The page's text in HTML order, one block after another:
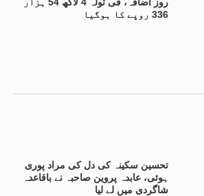
336 روپے کا ہوگیا
تحسین سکینہ کی دل کی مراد پوری
ہوئی، عابدہ پروین صاحبہ نے باقاعدہ
شاگردی میں لے لیا